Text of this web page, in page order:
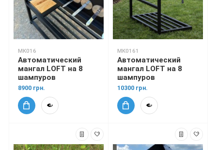
MK016
Автоматический
мангал LOFT на 8
шампуров
8900 грн.
MK0161
Автоматический
мангал LOFT на 8
шампуров
10300 грн.